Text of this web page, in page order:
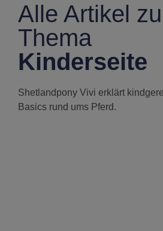
Alle Artikel
Thema
Kinderseite
Shetlandpony Vivi erklärt
Basics rund ums Pferd.